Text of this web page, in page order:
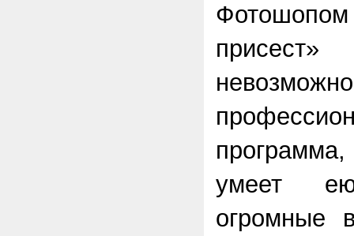
умеет ею
огромные